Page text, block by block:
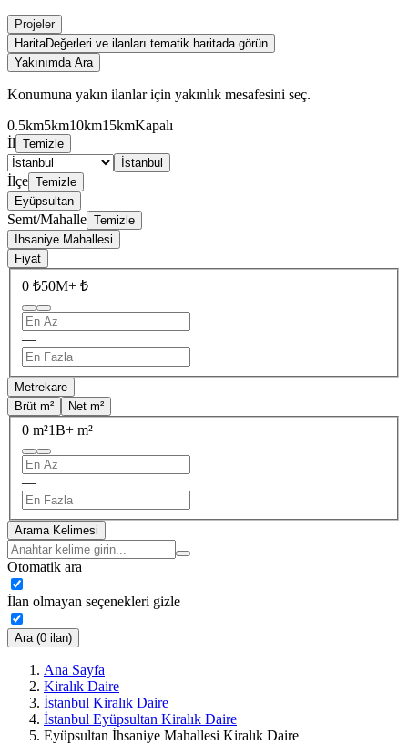
Projeler
HaritaDeğerleri ve ilanları tematik haritada görün
Yakınımda Ara
Konumuna yakın ilanlar için yakınlık mesafesini seç.
0.5km5km10km15kmKapalı
İl Temizle
İstanbul
İlçe Temizle
Eyüpsultan
Semt/Mahalle Temizle
İhsaniye Mahallesi
Fiyat
0 ₺50M+ ₺
—
Metrekare
Brüt m²
Net m²
0 m²1B+ m²
—
Arama Kelimesi
Otomatik ara
İlan olmayan seçenekleri gizle
Ara (0 ilan)
Ana Sayfa
Kiralık Daire
İstanbul Kiralık Daire
İstanbul Eyüpsultan Kiralık Daire
Eyüpsultan İhsaniye Mahallesi Kiralık Daire